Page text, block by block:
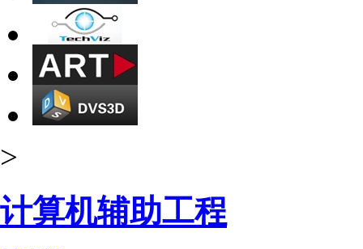
>
计算机辅助工程